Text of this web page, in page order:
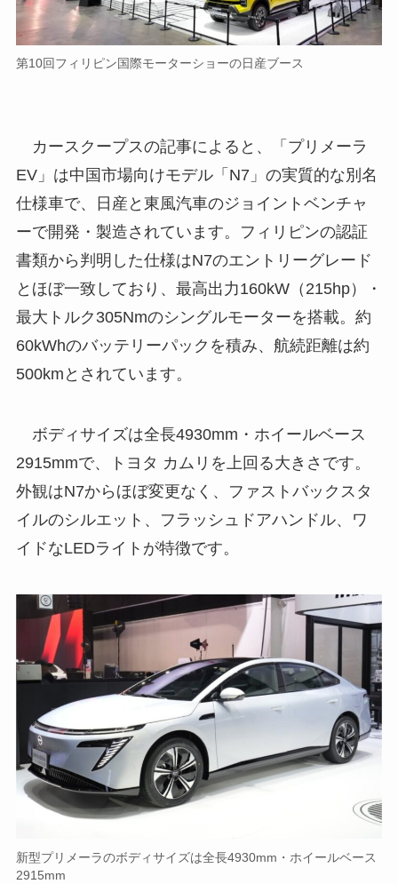
第10回フィリピン国際モーターショーの日産ブース
カースクープスの記事によると、「プリメーラ
EV」は中国市場向けモデル「N7」の実質的な別名
仕様車で、日産と東風汽車のジョイントベンチャ
ーで開発・製造されています。フィリピンの認証
書類から判明した仕様はN7のエントリーグレード
とほぼ一致しており、最高出力160kW（215hp）・
最大トルク305Nmのシングルモーターを搭載。約
60kWhのバッテリーパックを積み、航続距離は約
500kmとされています。
ボディサイズは全長4930mm・ホイールベース
2915mmで、トヨタ カムリを上回る大きさです。
外観はN7からほぼ変更なく、ファストバックスタ
イルのシルエット、フラッシュドアハンドル、ワ
イドなLEDライトが特徴です。
新型プリメーラのボディサイズは全長4930mm・ホイールベース
2915mm